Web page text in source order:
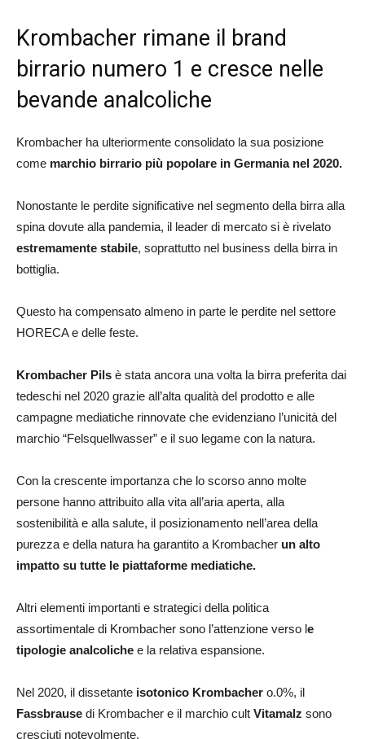
Krombacher rimane il brand
birrario numero 1 e cresce nelle
bevande analcoliche
Krombacher ha ulteriormente consolidato la sua posizione
come marchio birrario più popolare in Germania nel 2020.
Nonostante le perdite significative nel segmento della birra alla
spina dovute alla pandemia, il leader di mercato si è rivelato
estremamente stabile, soprattutto nel business della birra in
bottiglia.
Questo ha compensato almeno in parte le perdite nel settore
HORECA e delle feste.
Krombacher Pils è stata ancora una volta la birra preferita dai
tedeschi nel 2020 grazie all’alta qualità del prodotto e alle
campagne mediatiche rinnovate che evidenziano l’unicità del
marchio “Felsquellwasser” e il suo legame con la natura.
Con la crescente importanza che lo scorso anno molte
persone hanno attribuito alla vita all’aria aperta, alla
sostenibilità e alla salute, il posizionamento nell’area della
purezza e della natura ha garantito a Krombacher un alto
impatto su tutte le piattaforme mediatiche.
Altri elementi importanti e strategici della politica
assortimentale di Krombacher sono l’attenzione verso le
tipologie analcoliche e la relativa espansione.
Nel 2020, il dissetante isotonico Krombacher o.0%, il
Fassbrause di Krombacher e il marchio cult Vitamalz sono
cresciuti notevolmente.